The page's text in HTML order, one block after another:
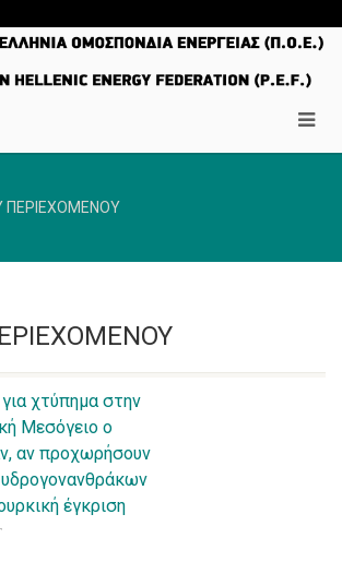
ΠΕΡΙΕΧΟΜΕΝΟΥ
χτύπημα στην
Μεσόγειο ο
αν προχωρήσουν
έγκριση